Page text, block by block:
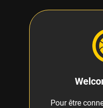
Pour être